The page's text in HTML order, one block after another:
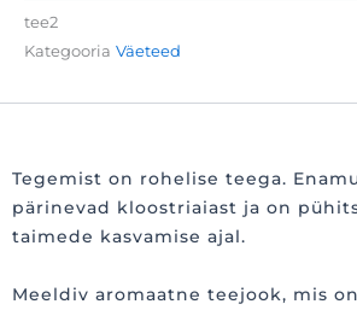
tee2
Kategooria Väeteed
Tegemist on rohelise teega.
pärinevad kloostriaiast ja on
taimede kasvamise ajal.
Meeldiv aromaatne teejook, mis